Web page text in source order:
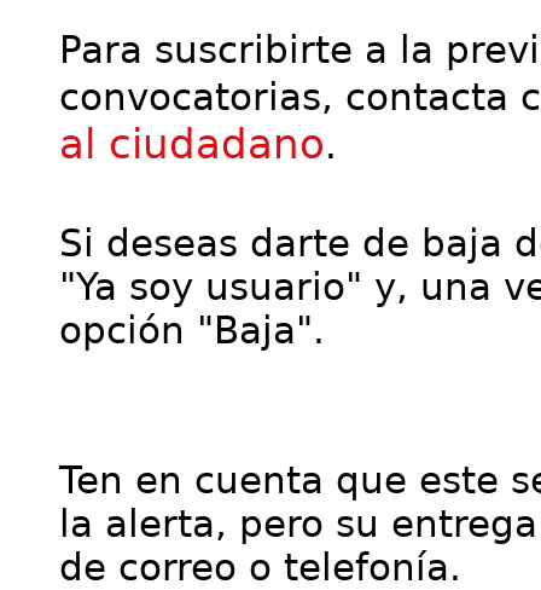
Para suscribirte a la
convocatorias, contacta
al ciudadano.
Si deseas darte de baja
"Ya soy usuario" y, una
opción "Baja".
Ten en cuenta que este
la alerta, pero su
de correo o telefonía.